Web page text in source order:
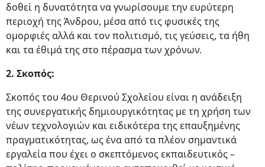
δοθεί η δυνατότητα να γνωρίσουμε την ευρύτερη
περιοχή της Άνδρου, μέσα από τις φυσικές της
ομορφιές αλλά και τον πολιτισμό, τις γεύσεις, τα ήθη
και τα έθιμά της στο πέρασμα των χρόνων.
2. Σκοπός:
Σκοπός του 4ου Θερινού Σχολείου είναι η ανάδειξη
της συνεργατικής δημιουργικότητας με τη χρήση των
νέων τεχνολογιών και ειδικότερα της επαυξημένης
πραγματικότητας, ως ένα από τα πλέον σημαντικά
εργαλεία που έχει ο σκεπτόμενος εκπαιδευτικός –